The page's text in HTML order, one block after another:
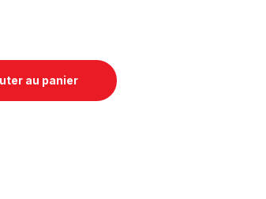
enfant / Pièce - Décoration de fête
au panier